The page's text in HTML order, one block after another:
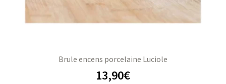
Brule encens porcelaine Luciole
13,90€